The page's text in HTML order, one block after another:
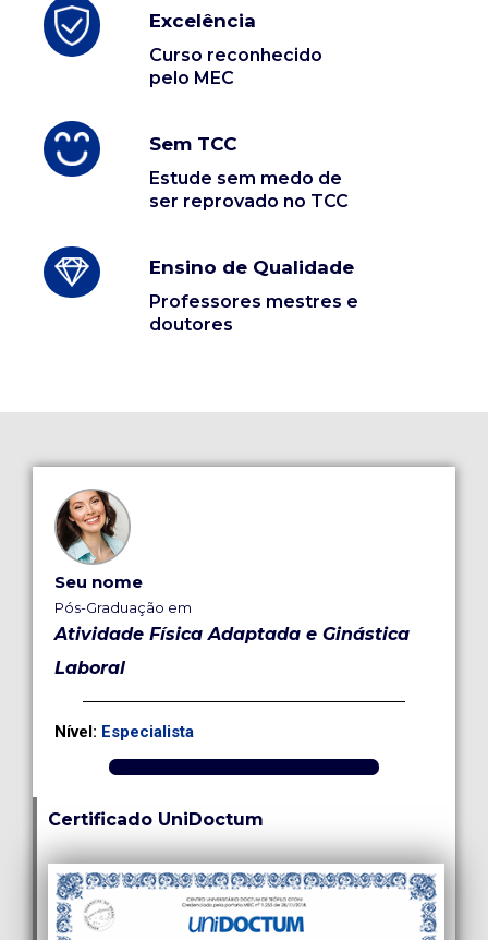
Excelência
Curso reconhecido
pelo MEC
Sem TCC
Estude sem medo de
ser reprovado no TCC
Ensino de Qualidade
Professores mestres e
doutores
Seu nome
Pós-Graduação em
Atividade Física Adaptada e Ginástica
Laboral
Nível: Especialista
Certificado UniDoctum